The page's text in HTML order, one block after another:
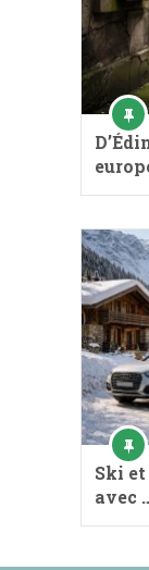
Ski
avec